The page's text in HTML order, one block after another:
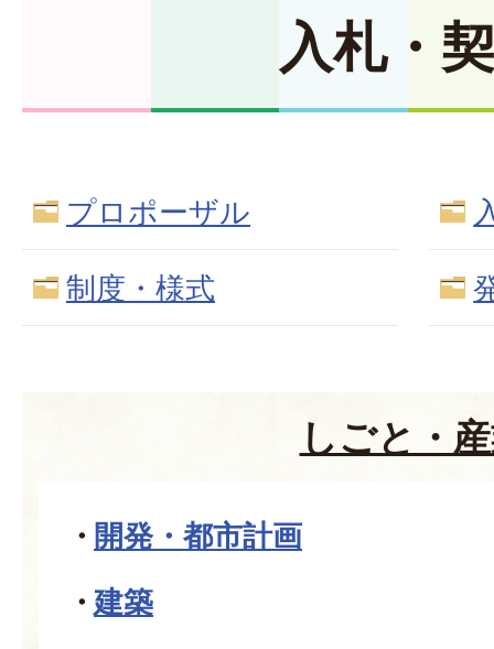
入札・
プロポーザル
制度・様式
しごと・
開発・都市計画
建築